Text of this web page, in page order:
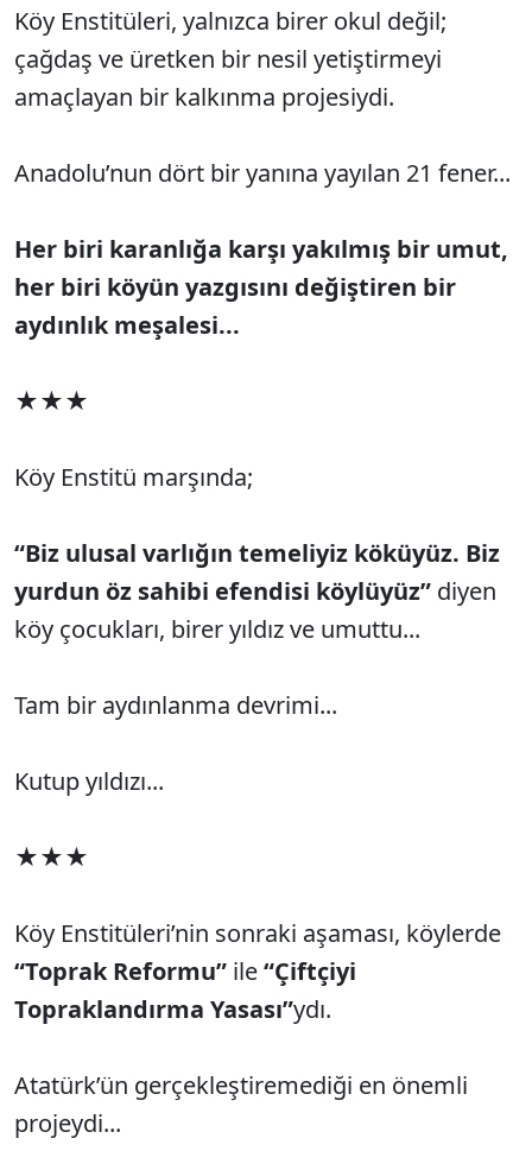
Köy Enstitüleri, yalnızca birer okul değil;
çağdaş ve üretken bir nesil yetiştirmeyi
amaçlayan bir kalkınma projesiydi.
Anadolu’nun dört bir yanına yayılan 21 fener...
Her biri karanlığa karşı yakılmış bir umut,
her biri köyün yazgısını değiştiren bir
aydınlık meşalesi...
★★★
Köy Enstitü marşında;
“Biz ulusal varlığın temeliyiz köküyüz. Biz
yurdun öz sahibi efendisi köylüyüz” diyen
köy çocukları, birer yıldız ve umuttu...
Tam bir aydınlanma devrimi...
Kutup yıldızı...
★★★
Köy Enstitüleri’nin sonraki aşaması, köylerde
“Toprak Reformu” ile“Çiftçiyi
Topraklandırma Yasası”ydı.
Atatürk’ün gerçekleştiremediği en önemli
projeydi...